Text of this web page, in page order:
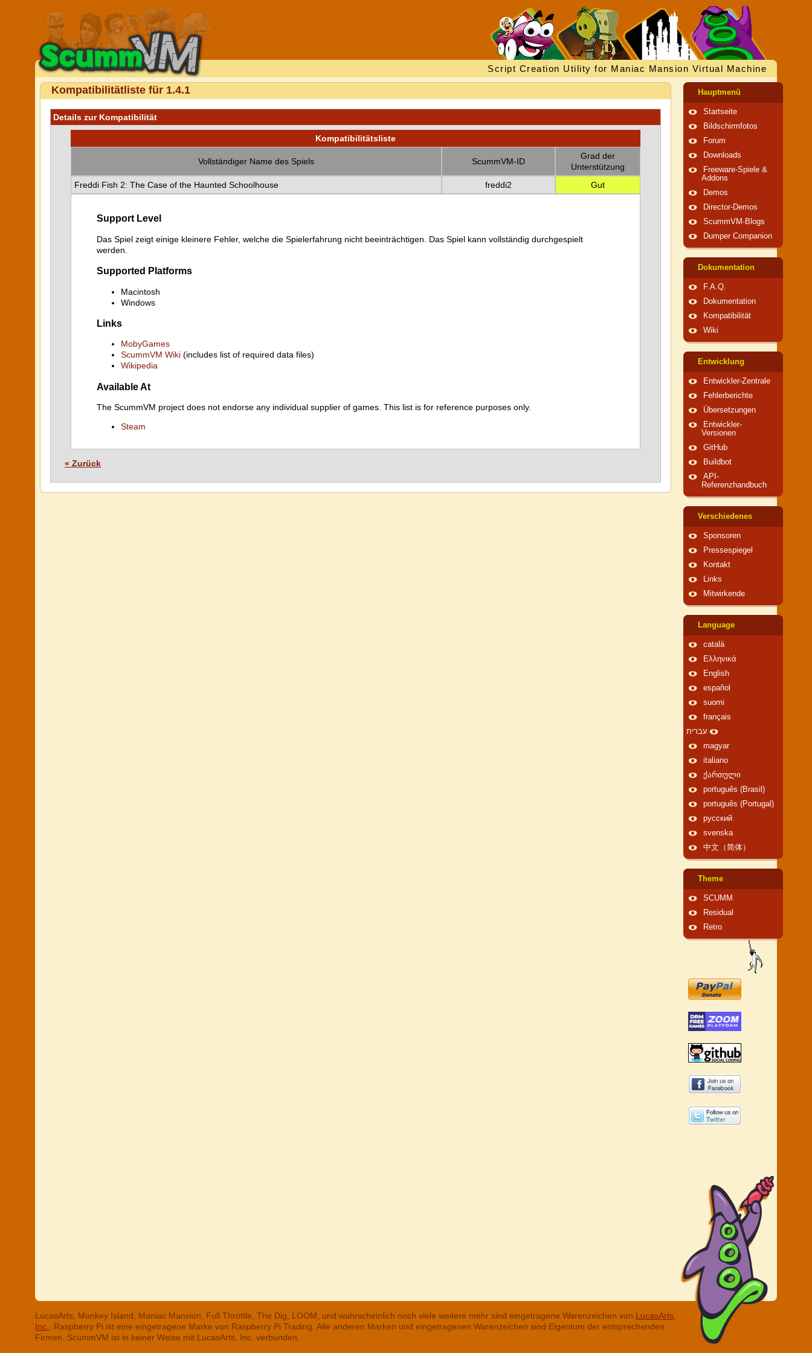
Script Creation Utility for Maniac Mansion Virtual Machine
Kompatibilitätliste für 1.4.1
Details zur Kompatibilität
Kompatibilitätsliste
Vollständiger Name des Spiels ScummVM-ID
Grad der
Unterstützung
Freddi Fish 2: The Case of the Haunted Schoolhouse
freddi2 Gut
Support Level
Das Spiel zeigt einige kleinere Fehler, welche die Spielerfahrung nicht beeinträchtigen. Das Spiel kann vollständig durchgespielt
werden.
Supported Platforms
Macintosh
Windows
Links
MobyGames
ScummVM Wiki (includes list of required data files)
Wikipedia
Available At
The ScummVM project does not endorse any individual supplier of games. This list is for reference purposes only.
Steam
« Zurück
Hauptmenü
Startseite
Bildschirmfotos
Forum
Downloads
Freeware-Spiele &
Addons
Demos
Director-Demos
ScummVM-Blogs
Dumper Companion
Dokumentation
F.A.Q.
Dokumentation
Kompatibilität
Wiki
Entwicklung
Entwickler-Zentrale
Fehlerberichte
Übersetzungen
Entwickler-
Versionen
GitHub
Buildbot
API-
Referenzhandbuch
Verschiedenes
Sponsoren
Pressespiegel
Kontakt
Links
Mitwirkende
Language
català
Ελληνικά
English
español
suomi
français
עברית
magyar
italiano
ქართული
português (Brasil)
português (Portugal)
русский
svenska
中文（简体）
Theme
SCUMM
Residual
Retro
LucasArts, Monkey Island, Maniac Mansion, Full Throttle, The Dig, LOOM, und wahrscheinlich noch viele weitere mehr sind eingetragene Warenzeichen von LucasArts,
Inc.
. Raspberry Pi ist eine eingetragene Marke von Raspberry Pi Trading. Alle anderen Marken und eingetragenen Warenzeichen sind Eigentum der entsprechenden
Firmen. ScummVM ist in keiner Weise mit LucasArts, Inc. verbunden.